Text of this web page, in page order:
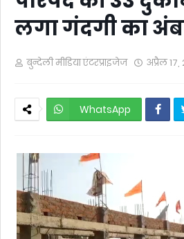
लगा गंदगी का
बुन्देली मीडिया एंटरप्राइजेज अप्रैल 17,
WhatsApp